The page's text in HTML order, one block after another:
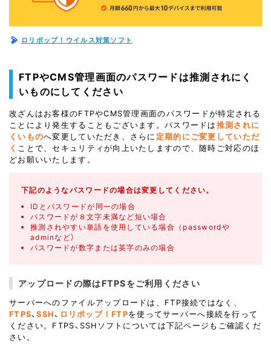
ロリポップ！ウイルス対策ソフト
FTPやCMS管理画面のパスワードは推測されにく
いものにしてください
改ざんはお客様のFTPやCMS管理画面のパスワードが特定される
ことにより発生することもございます。パスワードは 推測されに
くいものへ変更していただき、さらに 定期的にご変更していただ
く ことで、セキュリティが向上いたしますので、随時ご対応のほ
どお願いいたします。
下記のようなパスワードの場合は変更してください。
IDとパスワードが同一の場合
パスワードが８文字未満など短い場合
推測されやすい単語を使用している場合（passwordや
adminなど）
パスワードが数字または英字のみの場合
アップロードの際はFTPSをご利用ください
サーバーへのファイルアップロードは、FTP接続ではなく、
FTPS、SSH、 ロリポップ！FTPを使ってサーバーへ接続を行って
ください。FTPS、SSHソフトについては下記ページもご確認くだ
さい。